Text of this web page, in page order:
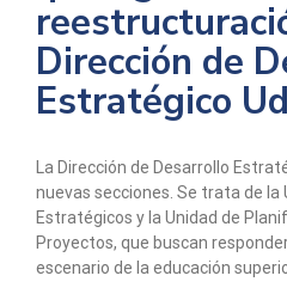
Dirección de
Estratégico
La Dirección de Desarrollo
nuevas secciones. Se trata de la
Estratégicos y la Unidad de
Proyectos, que buscan
escenario de la educación